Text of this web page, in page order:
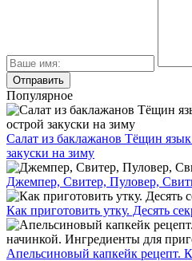
Популярное
Салат из баклажанов Тёщин
закуски на зиму
Джемпер, Свитер, Пуловер,
Как приготовить утку. Десять
Апельсиновый капкейк рецепт.